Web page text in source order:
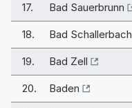
17. Bad Sauerbrunn
18. Bad Schallerbach
19. Bad Zell
20. Baden